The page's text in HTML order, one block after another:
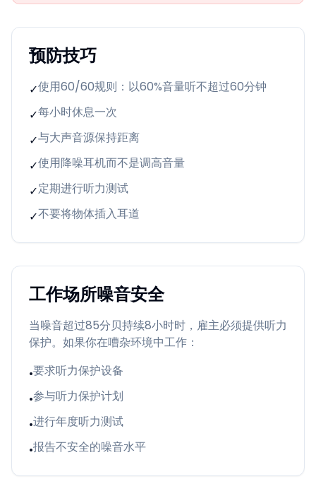
预防技巧
✓使用60/60规则：以60%音量听不超过60分钟
✓每小时休息一次
✓与大声音源保持距离
✓使用降噪耳机而不是调高音量
✓定期进行听力测试
✓不要将物体插入耳道
工作场所噪音安全
当噪音超过85分贝持续8小时时，雇主必须提供听力
保护。如果你在嘈杂环境中工作：
•要求听力保护设备
•参与听力保护计划
•进行年度听力测试
•报告不安全的噪音水平